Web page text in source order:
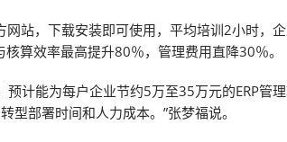
网站，下载安装即可使用，平均培训2小时，
算效率最高提升80％，管理费用直降30％。
计能为每户企业节约5万至35万元的ERP管
型部署时间和人力成本。”张梦福说。